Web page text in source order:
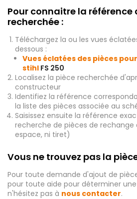
Pour connaitre la référence
recherchée :
Téléchargez la ou les vues
dessous :
Vues éclatées des pièces
stihl FS 250
Localisez la pièce recherchée
constructeur
Identifiez la référence
la liste des pièces associée au
Saisissez ensuite la référence
recherche de pièces de rechange
espace, ni tiret)
Vous ne trouvez pas la
Pour toute demande d'ajout de
pour toute aide pour déterminer
n'hésitez pas à nous contacter.